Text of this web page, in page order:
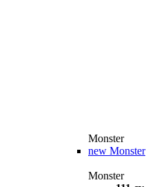
Monster
new Monster
Monster